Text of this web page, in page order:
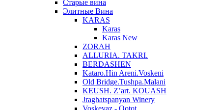
Старые вина
Элитные Вина
KARAS
Karas
Karas New
ZORAH
ALLURIA. TAKRI.
BERDASHEN
Kataro.Hin Areni.Voskeni
Old Bridge.Tushpa.Malani
KEUSH. Z’art. KOUASH
Jraghatspanyan Winery
Voskevaz - Qotot